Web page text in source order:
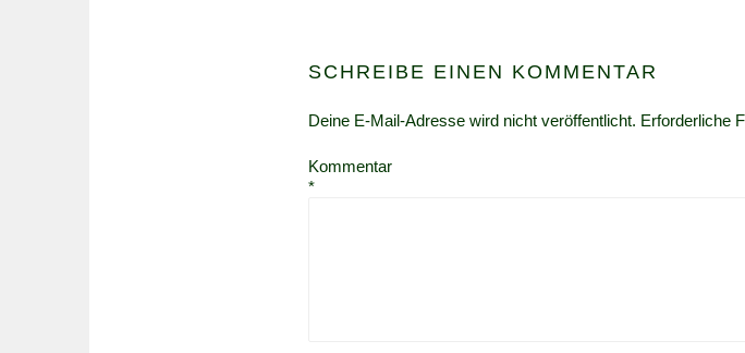
SCHREIBE EINEN KOMMENTAR
Deine E-Mail-Adresse wird nicht veröffentlicht. Erforderliche
Kommentar
*